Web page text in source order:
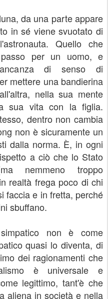
da una parte appare
in sé viene svuotato di
Quello che
per un uomo, e
di senso di
mettere una bandierina
nella sua mente
sua vita con la figlia.
dentro non cambia
non è sicuramente un
dalla norma. È, in ogni
a ciò che lo Stato
nemmeno troppo
realtà frega poco di chi
faccia e in fretta, perché
sbuffano.
non è come
quasi lo diventa, di
dei ragionamenti che
è universale e
legittimo, tant'è che
aliena in società e nella